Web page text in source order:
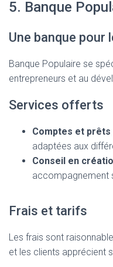
5. Banque
Une banque pour
Banque Populaire se
entrepreneurs et au
Services offerts
Comptes et
adaptées aux
Conseil en
accompagnement
Frais et tarifs
Les frais sont
et les clients apprécient